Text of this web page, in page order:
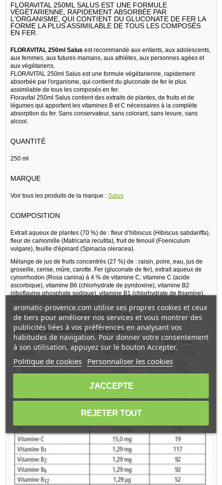
FLORAVITAL 250ML SALUS EST UNE FORMULE
VÉGÉTARIENNE, RAPIDEMENT ABSORBÉE PAR
L'ORGANISME, QUI CONTIENT DU GLUCONATE DE FER LA
FORME LA PLUS ASSIMILABLE DE TOUS LES COMPOSÉS
EN FER.
FLORAVITAL 250ml Salus est recommandé aux enfants, aux adolescents,
aux femmes, aux futures mamans, aux athlètes, aux personnes agées et
aux végétariens.
FLORAVITAL 250ml Salus est une formule végétarienne, rapidement
absorbée par l'organisme, qui contient du gluconate de fer le plus
assimilable de tous les composés en fer.
Floravital 250ml Salus contient des extraits de plantes, de fruits et de
légumes qui apportent les vitamines B et C nécessaires à la complète
absorption du fer. Sans conservateur, sans colorant, sans levure, sans
alcool.
QUANTITÉ
250 ml
MARQUE
Voir tous les produits de la marque : Salus
COMPOSITION
Extrait aqueux de plantes (70 %) de : fleur d’hibiscus (Hibiscus sabdariffa),
fleur de camomille (Matricaria recutita), fruit de fenouil (Foeniculum
vulgare), feuille d'épinard (Spinacia oleracea).
Mélange de jus de fruits concentrés (27 %) de : raisin, poire, eau, jus de
groseille, cerise, mûre, carotte. Fer (gluconate de fer), extrait aqueux de
cynorrhodon (Rosa canina) à 4 % de vitamine C, vitamine C (acide
ascorbique), vitamine B6 (chlorhydrate de pyridoxine), vitamine B2
(riboflavine phosphate sodique), vitamine B1 (chlorhydrate de thiamine),
vitamine B12 (cyanocobalamine).
Analyse nutritionnelle moyenne pour 100 ml :
aromatic-provence.com utilise ses propres cookies et ceux
de tiers pour améliorer nos services et vous montrer des
publicités liées à vos préférences en analysant vos
habitudes de navigation. Pour donner votre consentement
à son utilisation, appuyez sur le bouton Accepter.
Politique de cookies Personnaliser les cookies
REJETER TOUT
J'ACCEPTE